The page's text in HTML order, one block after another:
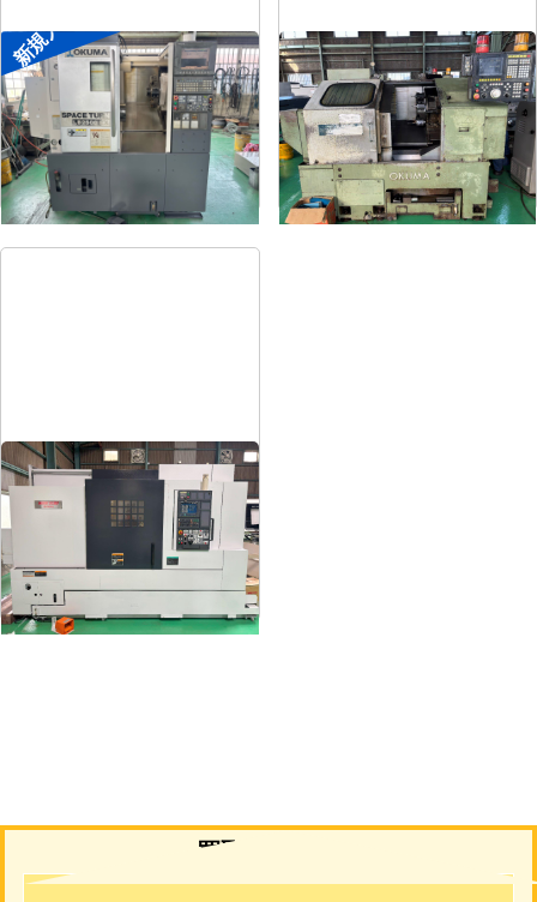
新規入荷
8″NC旋盤
メーカー オークマ
形 式LB2500EX
年 式
8″NC旋盤
メーカー オークマ
形 式LB-12
年 式1989
12″NC旋盤
森精機
NL3000/700
年 式2006
買取について